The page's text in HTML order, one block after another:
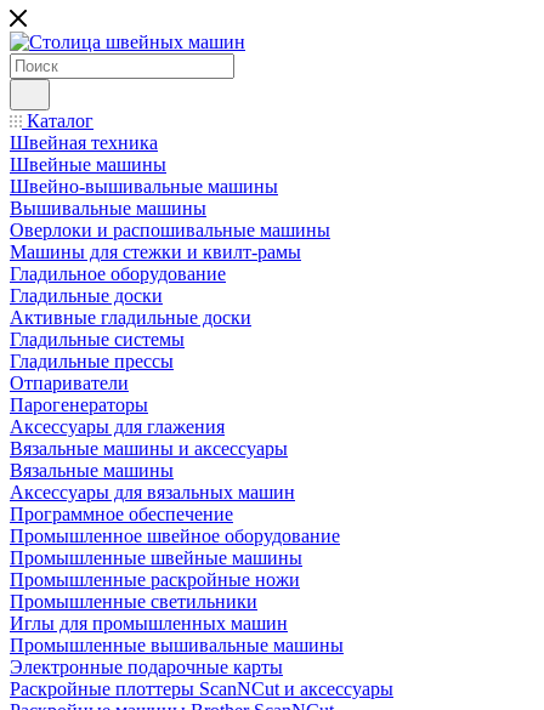
Каталог
Швейная техника
Швейные машины
Швейно-вышивальные машины
Вышивальные машины
Оверлоки и распошивальные машины
Машины для стежки и квилт-рамы
Гладильное оборудование
Гладильные доски
Активные гладильные доски
Гладильные системы
Гладильные прессы
Отпариватели
Парогенераторы
Аксессуары для глажения
Вязальные машины и аксессуары
Вязальные машины
Аксессуары для вязальных машин
Программное обеспечение
Промышленное швейное оборудование
Промышленные швейные машины
Промышленные раскройные ножи
Промышленные светильники
Иглы для промышленных машин
Промышленные вышивальные машины
Электронные подарочные карты
Раскройные плоттеры ScanNCut и аксессуары